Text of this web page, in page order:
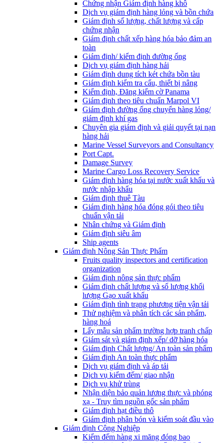
Chứng nhận Giám định hàng khô
Dịch vụ giám định hàng lỏng và bồn chứa
Giám định số lượng, chất lượng và cấp
chứng nhận
Giám định chất xếp hàng hóa bảo đảm an
toàn
Giám định/ kiểm định đường ống
Dịch vụ giám định hàng hải
Giám định dung tích két chứa bồn tàu
Giám định kiểm tra cẩu, thiết bị nâng
Kiểm định, Đăng kiểm cờ Panama
Giám định theo tiêu chuẩn Marpol VI
Giám định đường ống chuyển hàng lỏng/
giám định khí gas
Chuyên gia giám định và giải quyết tại nạn
hàng hải
Marine Vessel Surveyors and Consultancy
Port Capt.
Damage Survey
Marine Cargo Loss Recovery Service
Giám định hàng hóa tại nước xuất khẩu và
nước nhập khẩu
Giám định thuê Tàu
Giám định hàng hóa đóng gói theo tiêu
chuẩn vận tải
Nhân chứng và Giám định
Giám định siêu âm
Ship agents
Giám định Nông Sản Thực Phẩm
Fruits quality inspectors and certification
organization
Giám định nông sản thực phẩm
Giám định chất lượng và số lượng khối
lượng Gạo xuất khẩu
Giám định tình trạng phương tiện vận tải
Thử nghiệm và phân tích các sản phẩm,
hàng hoá
Lấy mẫu sản phẩm trường hợp tranh chấp
Giám sát và giám định xếp/ dỡ hàng hóa
Giám định Chất lượng/ An toàn sản phẩm
Giám định An toàn thực phẩm
Dịch vụ giám định và áp tải
Dịch vụ kiểm đếm/ giao nhận
Dịch vụ khử trùng
Nhận diện bảo quản lương thực và phóng
xạ - Truy tìm nguồn gốc sản phẩm
Giám định hạt điều thô
Giám định phân bón và kiểm soát đầu vào
Giám định Công Nghiệp
Kiểm đếm hàng xi măng đóng bao